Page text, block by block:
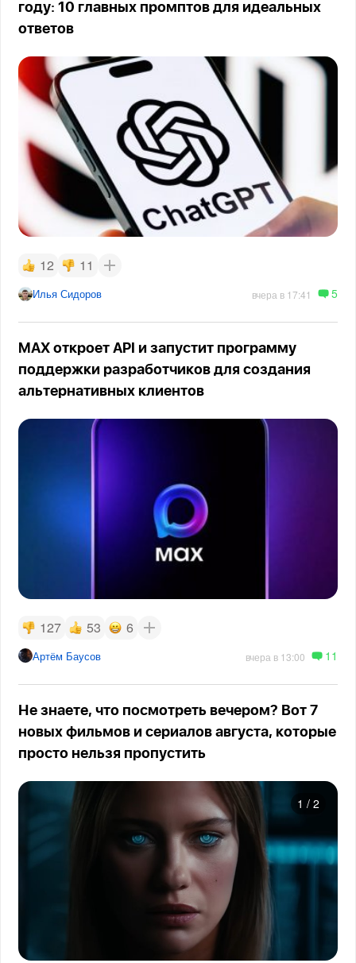
году: 10 главных промптов для идеальных
ответов
12 11
Илья Сидоров вчера в 17:41 5
MAX откроет API и запустит программу
поддержки разработчиков для создания
альтернативных клиентов
127 53 6
Артём Баусов вчера в 13:00 11
Не знаете, что посмотреть вечером? Вот 7
новых фильмов и сериалов августа, которые
просто нельзя пропустить
1 / 2